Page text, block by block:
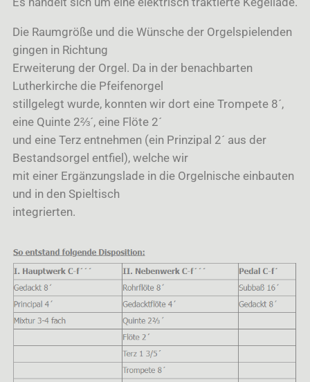
Die Raumgröße und die Wünsche der Orgelspielenden
gingen in Richtung
Erweiterung der Orgel. Da in der benachbarten
Lutherkirche die Pfeifenorgel
stillgelegt wurde, konnten wir dort eine Trompete 8´,
eine Quinte 2⅔´, eine Flöte 2´
und eine Terz entnehmen (ein Prinzipal 2´ aus der
Bestandsorgel entfiel), welche wir
mit einer Ergänzungslade in die Orgelnische einbauten
und in den Spieltisch
integrierten.